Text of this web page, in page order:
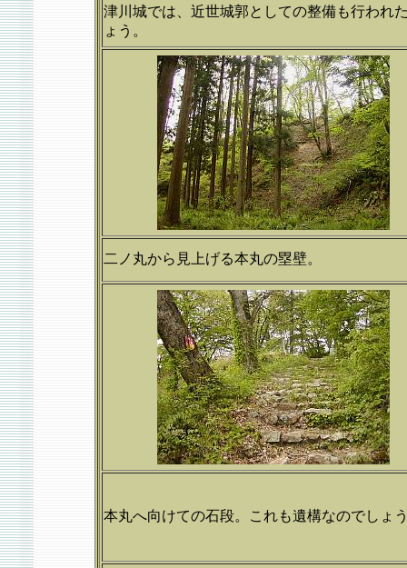
津川城では、近世城郭としての整備も行われ
ょう。
二ノ丸から見上げる本丸の塁壁。
本丸へ向けての石段。これも遺構なのでしょ